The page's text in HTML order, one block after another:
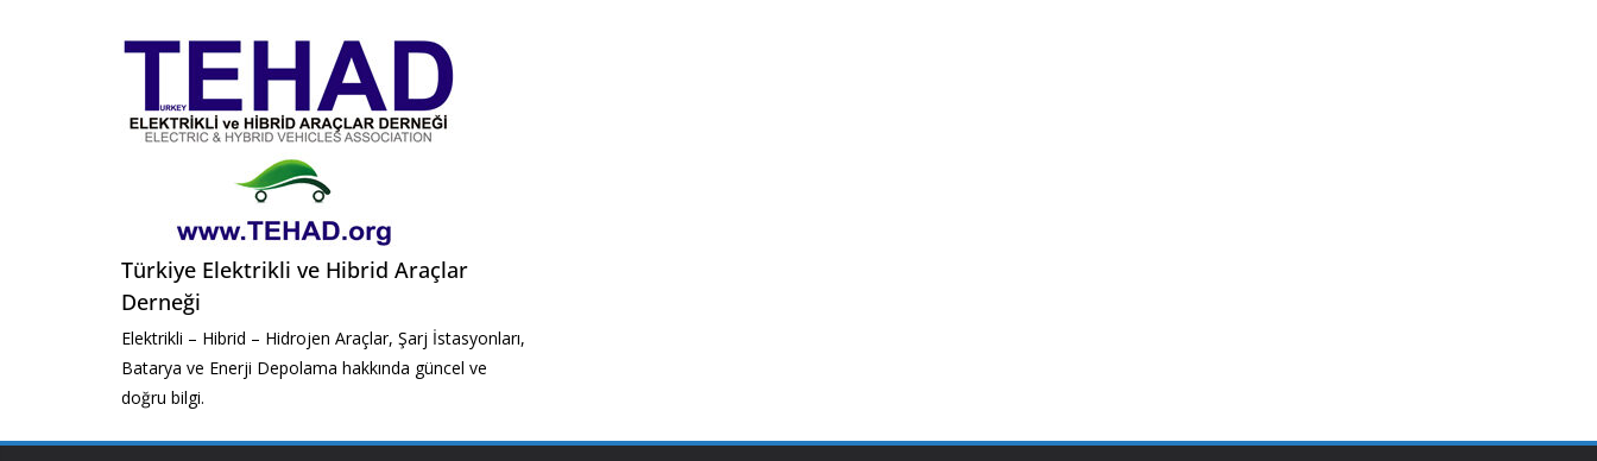
Türkiye Elektrikli ve Hibrid Araçlar
Derneği
Elektrikli – Hibrid – Hidrojen Araçlar, Şarj İstasyonları,
Batarya ve Enerji Depolama hakkında güncel ve
doğru bilgi.